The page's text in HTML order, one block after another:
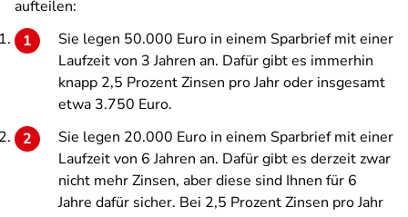
aufteilen:
Sie legen 50.000 Euro in einem Sparbrief mit einer
Laufzeit von 3 Jahren an. Dafür gibt es immerhin
knapp 2,5 Prozent Zinsen pro Jahr oder insgesamt
etwa 3.750 Euro.
Sie legen 20.000 Euro in einem Sparbrief mit einer
Laufzeit von 6 Jahren an. Dafür gibt es derzeit zwar
nicht mehr Zinsen, aber diese sind Ihnen für 6
Jahre dafür sicher. Bei 2,5 Prozent Zinsen pro Jahr